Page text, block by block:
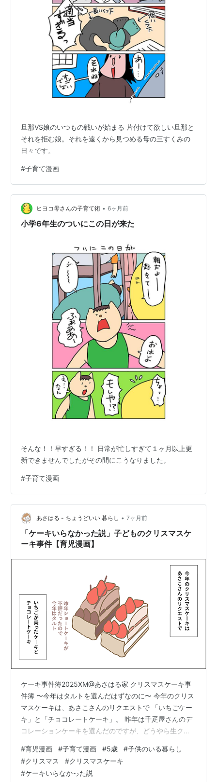
旦那VS娘のいつもの戦いが始まる 片付けて欲しい旦那と
それを拒む娘。それを遠くから見つめる母の三すくみの
日々です。
#子育て漫画
ヒヨコ母さんの子育て術 • 6ヶ月前
小学6年生のついにこの日が来た
そんな！！早すぎる！！ 日常が忙しすぎて１ヶ月以上更
新できませんでしたがその間にこうなりました。
#子育て漫画
あさはる - ちょうどいい 暮らし • 7ヶ月前
「ケーキいらなかった説」子どものクリスマスケ
ーキ事件【育児漫画】
ケーキ事件簿2025XM@あさはる家 クリスマスケーキ事
件簿 〜今年はタルトを選んだはずなのに〜 今年のクリス
マスケーキは、あさこさんのリクエストで 「いちごケー
キ」と「チョコレートケーキ」。 昨年は千疋屋さんのデ
コレーションケーキを選んだのですが、どうやら生クリ
向転換。「これなら食べやすいかな？」と、タルト系の
ケーキを用意しました。 ケーキを見た瞬間、 「やった
ー！おいしそう〜！」 と大喜びのあさこさん。そのまま
#育児漫画 #子育て漫画 #5歳 #子供のいる暮らし
#クリスマス #クリスマスケーキ
#ケーキいらなかった説